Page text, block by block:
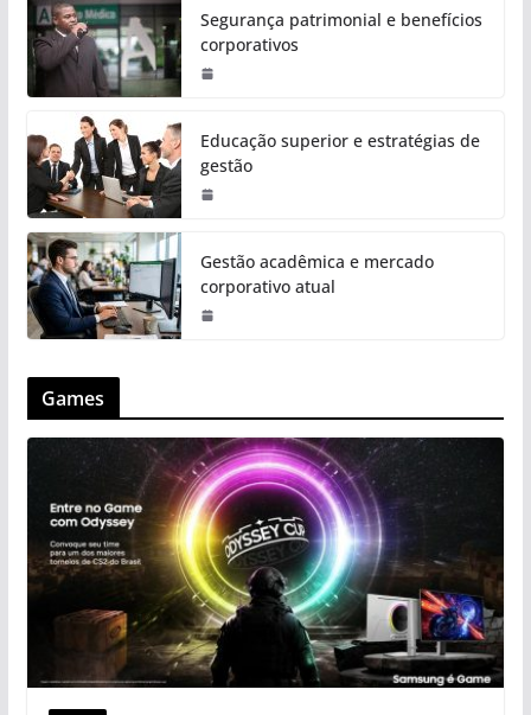
Segurança patrimonial e benefícios
corporativos
Educação superior e estratégias de
gestão
Gestão acadêmica e mercado
corporativo atual
Games